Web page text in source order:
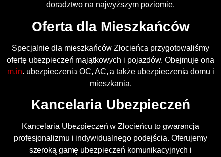
doradztwo na najwyższym poziomie.
Oferta dla Mieszkańców
Specjalnie dla mieszkańców Złocieńca przygotowaliśmy
ofertę ubezpieczeń majątkowych i pojazdów. Obejmuje ona
m.in. ubezpieczenia OC, AC, a także ubezpieczenia domu i
mieszkania.
Kancelaria Ubezpieczeń
Kancelaria Ubezpieczeń w Złocieńcu to gwarancja
profesjonalizmu i indywidualnego podejścia. Oferujemy
szeroką gamę ubezpieczeń komunikacyjnych i